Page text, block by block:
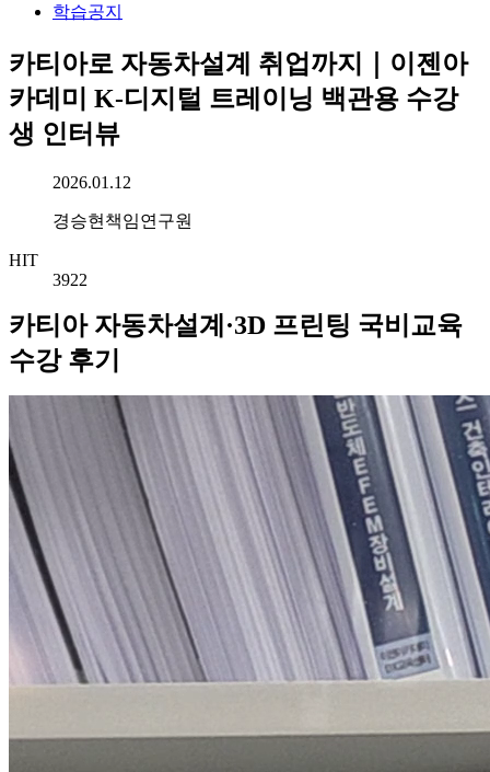
학습공지
카티아로 자동차설계 취업까지｜이젠아
카데미 K-디지털 트레이닝 백관용 수강
생 인터뷰
작성일시2026.01.12
작성자경승현책임연구원
HIT
3922
카티아 자동차설계·3D 프린팅 국비교육
수강 후기